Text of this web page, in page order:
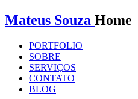
Mateus Souza Home
PORTFOLIO
SOBRE
SERVIÇOS
CONTATO
BLOG